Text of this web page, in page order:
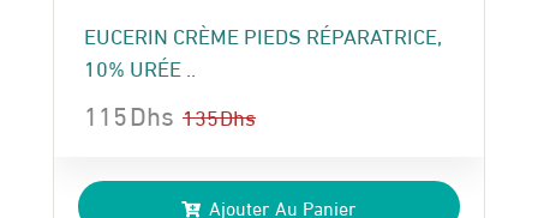
EUCERIN CRÈME PIEDS RÉPARATRICE,
10% URÉE ..
135Dhs
prix
115Dhs
prix
Ajouter Au Panier